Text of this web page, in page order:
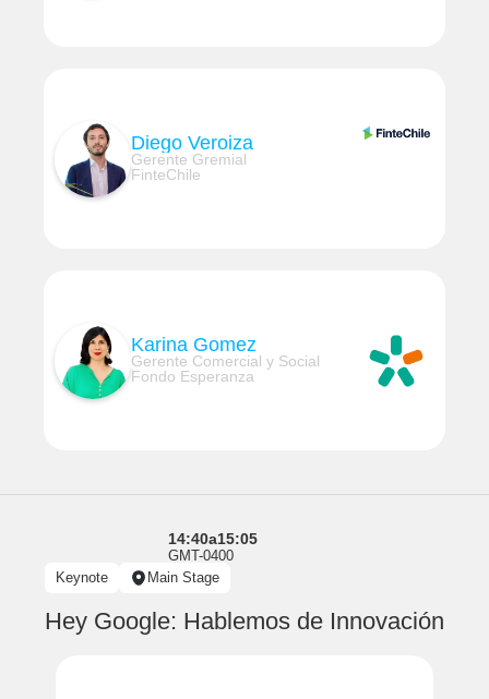
Diego Veroiza
Gerente Gremial
FinteChile
Karina Gomez
Gerente Comercial y Social
Fondo Esperanza
14:40a15:05
GMT-0400
Keynote
Main Stage
Hey Google: Hablemos de Innovación